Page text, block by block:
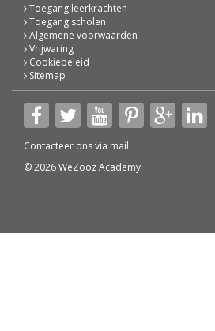
Toegang leerkrachten
Toegang scholen
Algemene voorwaarden
Vrijwaring
Cookiebeleid
Sitemap
Contacteer ons via mail
© 2026 WeZooz Academy